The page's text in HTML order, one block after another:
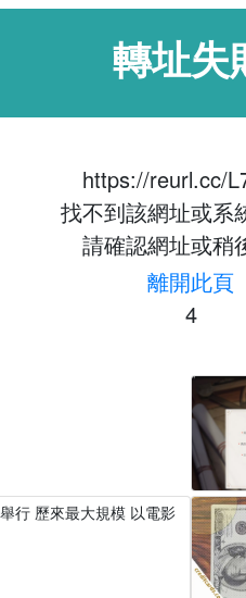
轉址失
https://reurl.cc/
找不到該網址或系
請確認網址或稍
離開此頁
4
行 歷來最大規模 以電影